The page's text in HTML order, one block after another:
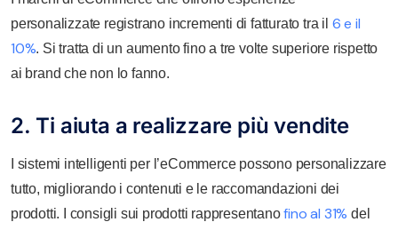
personalizzate registrano incrementi di fatturato tra il 6 e il
10%. Si tratta di un aumento fino a tre volte superiore rispetto
ai brand che non lo fanno.
2. Ti aiuta a realizzare più vendite
I sistemi intelligenti per l’eCommerce possono personalizzare
tutto, migliorando i contenuti e le raccomandazioni dei
prodotti. I consigli sui prodotti rappresentanofino al 31% del